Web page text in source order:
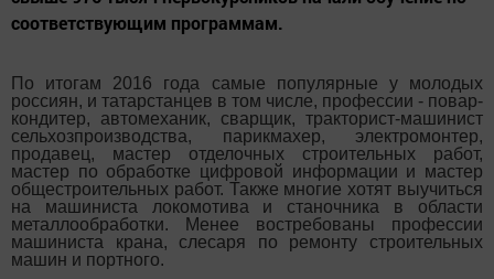
соответствующим программам.
По итогам 2016 года самые популярные у молодых
россиян, и татарстанцев в том числе, профессии - повар-
кондитер, автомеханик, сварщик, тракторист-машинист
сельхозпроизводства, парикмахер, электромонтер,
продавец, мастер отделочных строительных работ,
мастер по обработке цифровой информации и мастер
общестроительных работ. Также многие хотят выучиться
на машиниста локомотива и станочника в области
металлообработки. Менее востребованы профессии
машиниста крана, слесаря по ремонту строительных
машин и портного.